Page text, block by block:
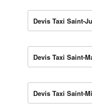
Devis Taxi Saint-
Devis Taxi Saint-
Devis Taxi Saint-